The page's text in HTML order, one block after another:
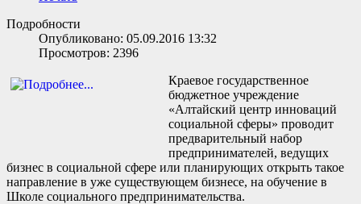
Подробности
Опубликовано: 05.09.2016 13:32
Просмотров: 2396
Краевое государственное
бюджетное учреждение
«Алтайский центр инноваций
социальной сферы» проводит
предварительный набор
предпринимателей, ведущих
бизнес в социальной сфере или планирующих открыть такое
направление в уже существующем бизнесе, на обучение в
Школе социального предпринимательства.